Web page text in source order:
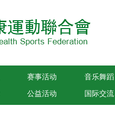
赛事活动 音乐舞蹈
公益活动 国际交流